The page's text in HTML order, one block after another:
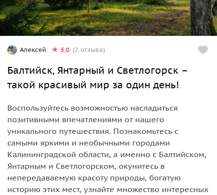
Алексей 5.0 (2 отзыва)
Балтийск, Янтарный и Светлогорск –
такой красивый мир за один день!
Воспользуйтесь возможностью насладиться
позитивными впечатлениями от нашего
уникального путешествия. Познакомьтесь с
самыми яркими и необычными городами
Калининградской области, а именно с Балтийском,
Янтарным и Светлогорском, окунитесь в
непередаваемую красоту природы, богатую
историю этих мест, узнайте множество интересных